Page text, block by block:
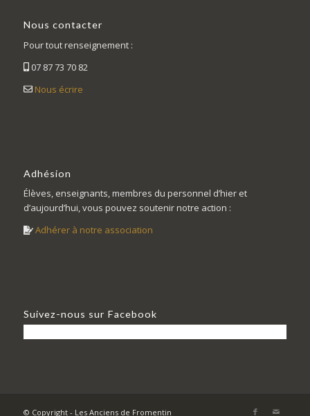
Nous contacter
Pour tout renseignement :
07 87 73 70 82
Nous écrire
Adhésion
Élèves, enseignants, membres du personnel d’hier et
d’aujourd’hui, vous pouvez soutenir notre action :
Adhérer à notre association
Suivez-nous sur Facebook
© Copyright - Les Anciens de Fromentin